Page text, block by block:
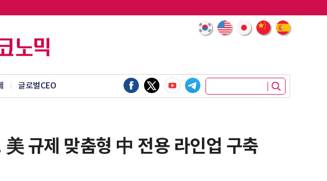
글로벌CEO
규제 맞춤형 中 전용 라인업 구축